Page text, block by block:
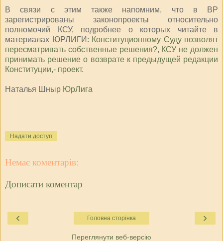
В связи с этим также напомним, что в ВР
зарегистрированы законопроекты относительно
полномочий КСУ, подробнее о которых читайте в
материалах ЮРЛИГИ: Конституционному Суду позволят
пересматривать собственные решения?, КСУ не должен
принимать решение о возврате к предыдущей редакции
Конституции,- проект.
Наталья Шныр ЮрЛига
Надати доступ
Немає коментарів:
Дописати коментар
‹ ›
Головна сторінка
Переглянути веб-версію